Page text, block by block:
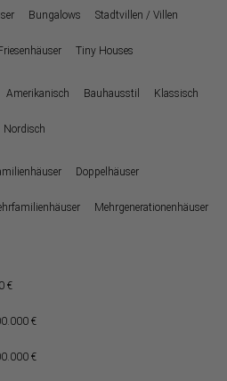
Bungalows Stadtvillen / Villen
Tiny Houses
Amerikanisch Bauhausstil Klassisch
Nordisch
Doppelhäuser
Mehrgenerationenhäuser
€
€
€